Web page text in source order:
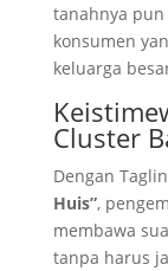
tanahnya
konsumen
keluarga
Cluster
Dengan
Huis”,
membawa
tanpa harus